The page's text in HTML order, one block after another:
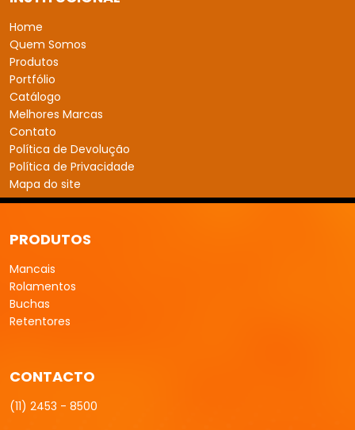
Home
Quem Somos
Produtos
Portfólio
Catálogo
Melhores Marcas
Contato
Política de Devolução
Política de Privacidade
Mapa do site
PRODUTOS
Mancais
Rolamentos
Buchas
Retentores
CONTACTO
(11) 2453 - 8500